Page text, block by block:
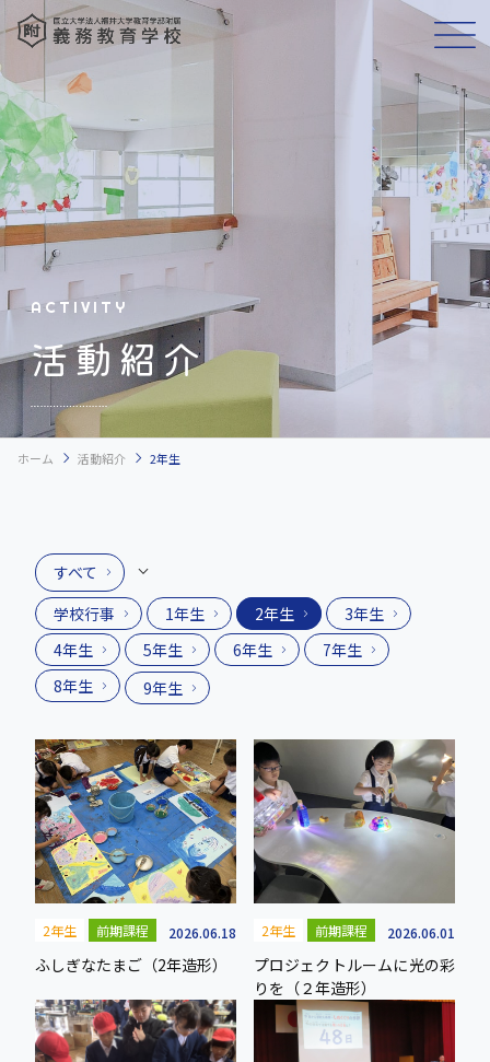
ACTIVITY
活動紹介
ホーム chevron_right 活動紹介 chevron_right 2年生
すべて
学校行事
1年生 2年生
3年生
4年生
5年生 6年生
7年生
8年生
9年生
2年生 前期課程 2026.06.18
ふしぎなたまご（2年造形）
2年生 前期課程 2026.06.01
プロジェクトルームに光の彩
りを（２年造形）